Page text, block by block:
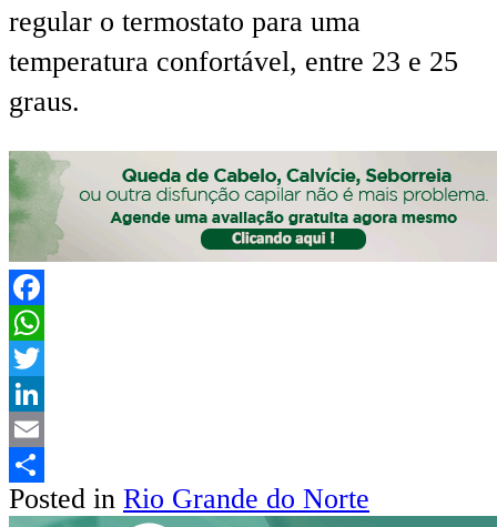
regular o termostato para uma
temperatura confortável, entre 23 e 25
graus.
Facebook
WhatsApp
Twitter
LinkedIn
Email
Share
Posted in Rio Grande do Norte